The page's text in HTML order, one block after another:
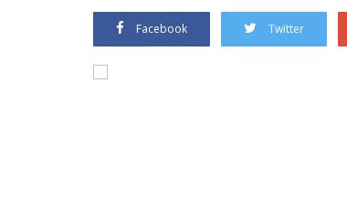
Facebook Twitter